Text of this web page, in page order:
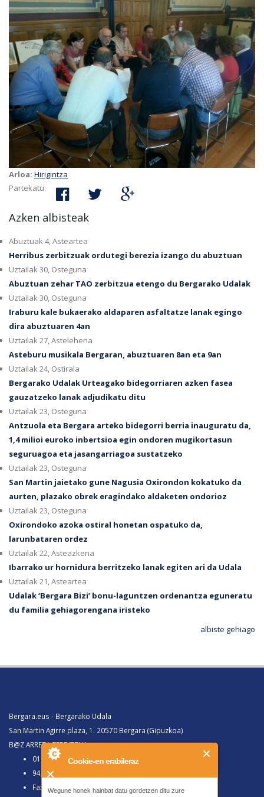
Cookie-en erabileraz
Wegune honek hainbat datu gordetzen ditu zure
Arloa: Hirigintza
Partekatu:
Azken albisteak
Abuztuak 4, Asteartea
Herribus zerbitzuak ordutegi berezia izango du abuztuan
Uztailak 30, Osteguna
Abuztuan zehar TAO zerbitzua etengo du Bergarako Udalak
Uztailak 30, Osteguna
Iraburu kale bukaerako aldaparen asfaltatze lanak egingo
dira abuztuaren 4an
Uztailak 27, Astelehena
Asteburu musikala Bergaran, abuztuaren 8an eta 9an
Uztailak 24, Ostirala
Bergarako Udalak Urteagako bidegorriaren azken fasea
gauzatzeko lanak adjudikatu ditu
Uztailak 23, Osteguna
Antzuola eta Bergara arteko bidegorri berria inauguratu da,
1,4 milioi euroko inbertsioa egin ondoren mugikortasun
seguruagoa eta jasangarriagoa sustatzeko
Uztailak 23, Osteguna
San Martin jaietako gune Nagusia Oxirondon kokatuko da
aurten, plazako obrek eragindako aldaketen ondorioz
Uztailak 23, Osteguna
Oxirondoko azoka ostiral honetan ospatuko da,
larunbataren ordez
Uztailak 22, Asteazkena
Ibarrako ur hornidura berritzeko lanak egiten ari da Udala
Uztailak 21, Asteartea
Udalak ‘Bergara Bizi’ bonu-laguntzen ordenantza eguneratu
du familia gehiagorengana iristeko
albiste gehiago
Bergara.eus - Bergarako Udala
San Martin Agirre plaza, 1. 20570 Bergara (Gipuzkoa)
B@Z ARRETA ZERBITZUA:
010, Bergaratik deituz gero
943 77 91 00, Bergaraz kanpotik deituz gero
Faxa 943 77 91 63